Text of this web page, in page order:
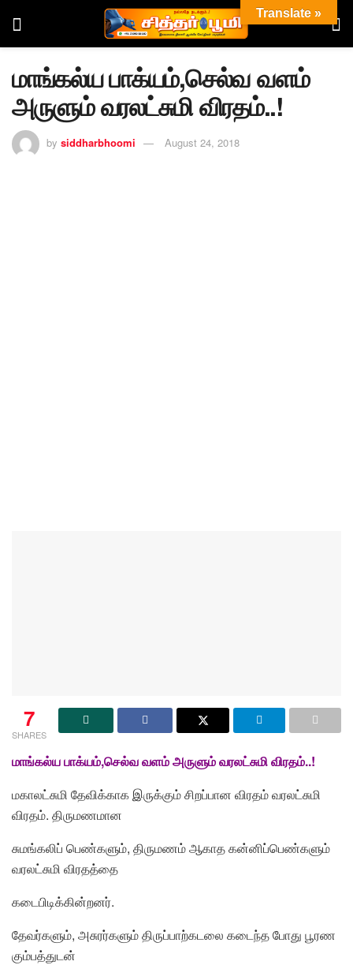
மாங்கல்ய பாக்யம்,செல்வ வளம்
அருளும் வரலட்சுமி விரதம்..!
by siddharbhoomi August 24, 2018
7
SHARES
மாங்கல்ய பாக்யம்,செல்வ வளம் அருளும் வரலட்சுமி விரதம்..!
மகாலட்சுமி தேவிக்காக இருக்கும் சிறப்பான விரதம் வரலட்சுமி
விரதம். திருமணமான
சுமங்கலிப் பெண்களும், திருமணம் ஆகாத கன்னிப்பெண்களும்
வரலட்சுமி விரதத்தை
கடைபிடிக்கின்றனர்.
தேவர்களும், அசுரர்களும் திருப்பாற்கடலை கடைந்த போது பூரண
கும்பத்துடன்
Translate »